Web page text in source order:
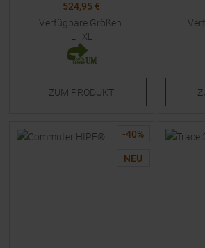
524,95 €
Verfügbare Größen:
L | XL
ZUM PRODUKT
-40%
NEU